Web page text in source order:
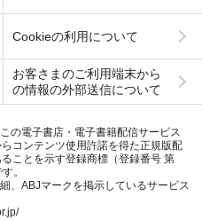
Cookieの利用について
お客さまのご利用端末から
の情報の外部送信について
の電子書店・電子書籍配信サービス
コンテンツ使用許諾を得た正規版配
ことを示す登録商標（登録番号 第
。
、ABJマークを掲示しているサービス